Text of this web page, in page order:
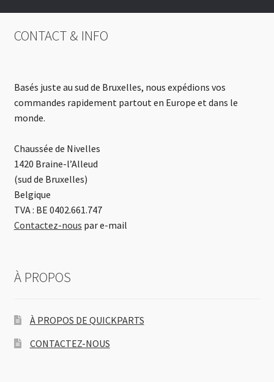
CONTACT & INFO
Basés juste au sud de Bruxelles, nous expédions vos
commandes rapidement partout en Europe et dans le
monde.
Chaussée de Nivelles
1420 Braine-l’Alleud
(sud de Bruxelles)
Belgique
TVA : BE 0402.661.747
Contactez-nous par e-mail
À PROPOS
À PROPOS DE QUICKPARTS
CONTACTEZ-NOUS